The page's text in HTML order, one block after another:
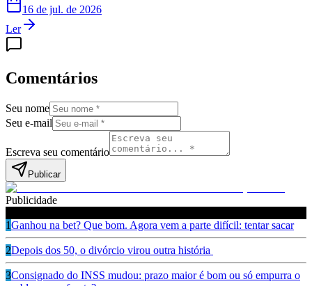
16 de jul. de 2026
Ler
Comentários
Seu nome
Seu e-mail
Escreva seu comentário
Publicar
Publicidade
1Ganhou na bet? Que bom. Agora vem a parte difícil: tentar sacar
2Depois dos 50, o divórcio virou outra história
3Consignado do INSS mudou: prazo maior é bom ou só empurra o